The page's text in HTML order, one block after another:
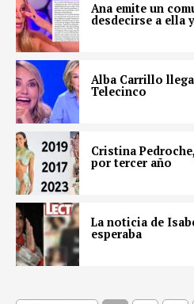
Ana emite un
desdecirse a ella
Alba Carrillo
Telecinco
Cristina
por tercer año
La noticia de
esperaba